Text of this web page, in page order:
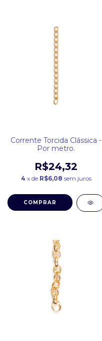
Corrente Torcida Clássica -
Por metro.
R$24,32
4 x de R$6,08 sem juros
COMPRAR